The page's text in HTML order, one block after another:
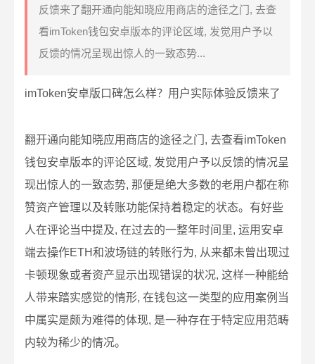
反馈来了翻开通向能知晓应用商店的途径之门, 去查
看imToken钱包安卓版本的评论区域, 发觉用户予以
反馈的情况呈现出惊人的一致态势...
imToken安卓版口碑怎么样？用户实际体验反馈来了
翻开通向能知晓应用商店的途径之门, 去查看imToken
钱包安卓版本的评论区域, 发觉用户予以反馈的情况呈
现出惊人的一致态势, 那便是绝大多数的老用户都在称
赞资产管理以及转账功能保持着稳定的状态。有好些
人在评论当中提及, 在过去的一整年时间里, 运用安卓
端去操作ETH和波场链的转账行为, 从来都未曾出现过
卡顿现象或者资产显示出现错误的状况, 这样一种能给
人带来踏实感觉的情形, 在钱包这一类型的应用案例当
中属实是颇为难得的体现, 是一种存在于特定应用范畴
内较为稀少的情况。